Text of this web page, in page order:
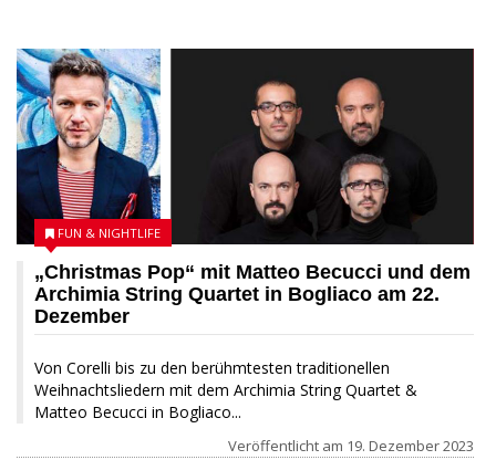
19 DEZEMBER 2023
„Christmas Pop“ mit Matteo Becucci und dem
Archimia String Quartet in Bogliaco am 22.
Dezember
Von Corelli bis zu den berühmtesten traditionellen
Weihnachtsliedern mit dem Archimia String Quartet &
Matteo Becucci in Bogliaco...
FUN & NIGHTLIFE
Veröffentlicht am 19. Dezember 2023